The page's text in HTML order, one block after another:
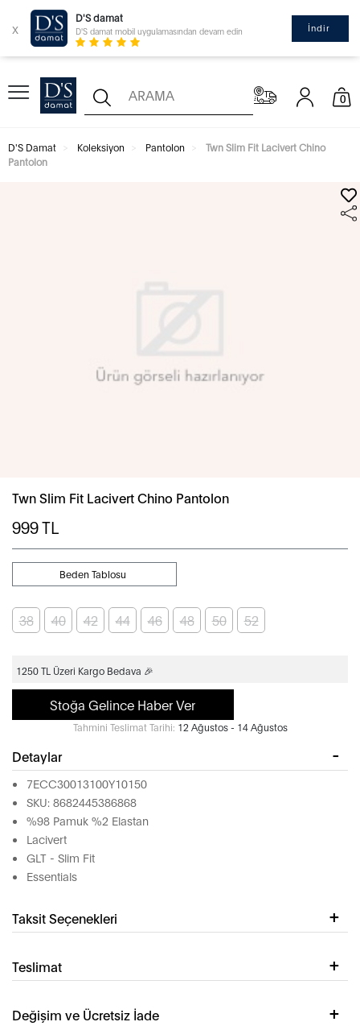
x
D'S damat
D'S damat mobil uygulamasından devam edin İndir
0
D'S Damat Koleksiyon Pantolon
Twn Slim Fit Lacivert Chino
Pantolon
Twn Slim Fit Lacivert Chino Pantolon
999TL
Beden Tablosu
38 40 42 44 46 48 50 52
1250 TL Üzeri Kargo Bedava 🎉
Stoğa Gelince Haber Ver
Tahmini Teslimat Tarihi: 12 Ağustos - 14 Ağustos
Detaylar
7ECC30013100Y10150
SKU: 8682445386868
%98 Pamuk %2 Elastan
Lacivert
GLT - Slim Fit
Essentials
Taksit Seçenekleri
Teslimat
Değişim ve Ücretsiz İade